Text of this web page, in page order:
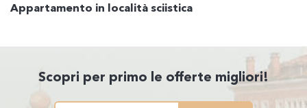
Appartamento in località sciistica
Scopri per primo le offerte migliori!